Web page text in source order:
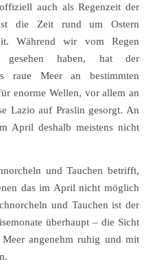
auch als Regenzeit der
die Zeit rund um Ostern
Während wir vom Regen
gesehen haben, hat der
raue Meer an bestimmten
enorme Wellen, vor allem an
Lazio auf Praslin gesorgt. An
April deshalb meistens nicht
und Tauchen betrifft,
das im April nicht möglich
und Tauchen ist der
überhaupt – die Sicht
angenehm ruhig und mit